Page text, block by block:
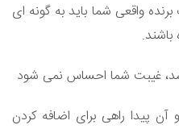
واقعی شما باید به گونه ای
باشند.
پیدا راهی برای اضافه کردن